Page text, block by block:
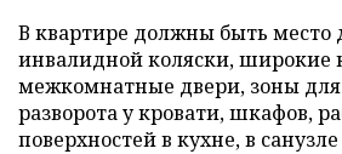
В квартире должны быть место
инвалидной коляски, широкие
межкомнатные двери, зоны
разворота у кровати, шкафов,
поверхностей в кухне, в